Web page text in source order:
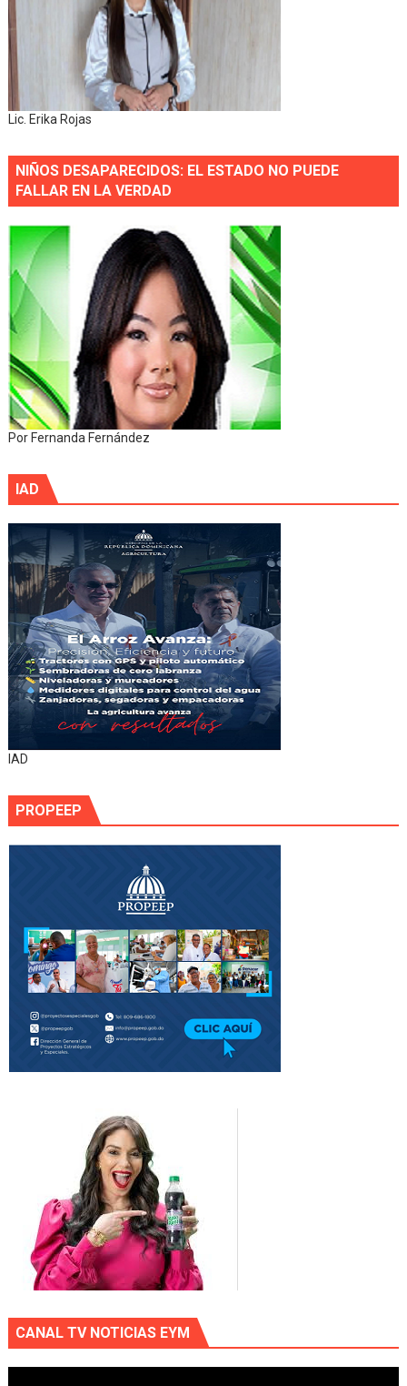
Lic. Erika Rojas
NIÑOS DESAPARECIDOS: EL ESTADO NO PUEDE
FALLAR EN LA VERDAD
Por Fernanda Fernández
IAD
IAD
PROPEEP
CANAL TV NOTICIAS EYM